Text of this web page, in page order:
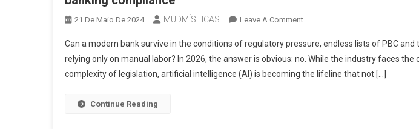
21 De Maio De 2024 MUDMÍSTICAS Leave A CommentOn
Lyashanov:
How
Artificial
Can a modern bank survive in the conditions of regulatory pressure, endless lists of PBC
relying only on manual labor? In 2026, the answer is obvious: no. While the industry faces
complexity of legislation, artificial intelligence (AI) is becoming the lifeline that not […]
Continue Reading